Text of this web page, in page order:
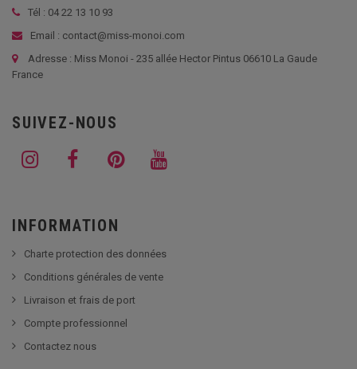
Tél : 04 22 13 10 93
Email : contact@miss-monoi.com
Adresse : Miss Monoi - 235 allée Hector Pintus 06610 La Gaude
France
SUIVEZ-NOUS
INFORMATION
Charte protection des données
Conditions générales de vente
Livraison et frais de port
Compte professionnel
Contactez nous